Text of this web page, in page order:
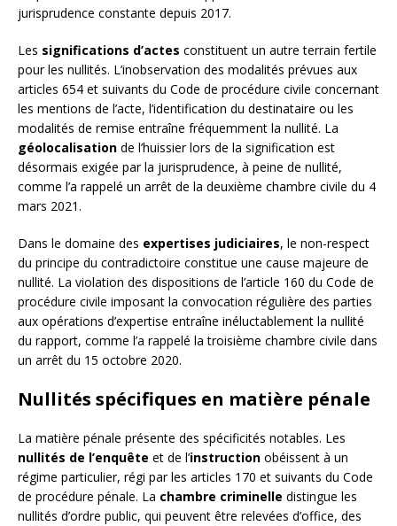
jurisprudence constante depuis 2017.
Les significations d’actes constituent un autre terrain fertile
pour les nullités. L’inobservation des modalités prévues aux
articles 654 et suivants du Code de procédure civile concernant
les mentions de l’acte, l’identification du destinataire ou les
modalités de remise entraîne fréquemment la nullité. La
géolocalisation de l’huissier lors de la signification est
désormais exigée par la jurisprudence, à peine de nullité,
comme l’a rappelé un arrêt de la deuxième chambre civile du 4
mars 2021.
Dans le domaine des expertises judiciaires, le non-respect
du principe du contradictoire constitue une cause majeure de
nullité. La violation des dispositions de l’article 160 du Code de
procédure civile imposant la convocation régulière des parties
aux opérations d’expertise entraîne inéluctablement la nullité
du rapport, comme l’a rappelé la troisième chambre civile dans
un arrêt du 15 octobre 2020.
Nullités spécifiques en matière pénale
La matière pénale présente des spécificités notables. Les
nullités de l’enquête et de l’instruction obéissent à un
régime particulier, régi par les articles 170 et suivants du Code
de procédure pénale. La chambre criminelle distingue les
nullités d’ordre public, qui peuvent être relevées d’office, des